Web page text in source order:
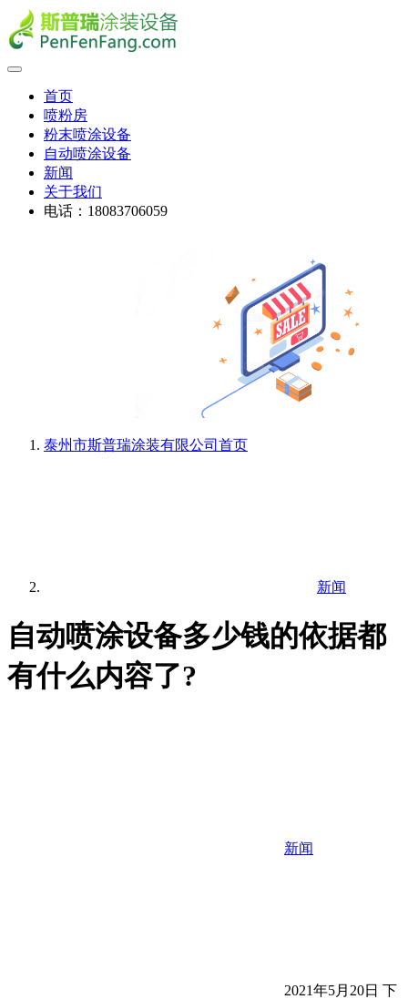
首页
喷粉房
粉末喷涂设备
自动喷涂设备
新闻
关于我们
电话：18083706059
泰州市斯普瑞涂装有限公司 首页
新闻
自动喷涂设备多少钱的依据都
有什么内容了?
新闻
2021年5月20日 下